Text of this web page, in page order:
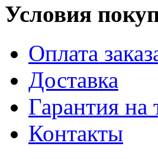
Условия
Оплата
Доставка
Гарантия на
Контакты